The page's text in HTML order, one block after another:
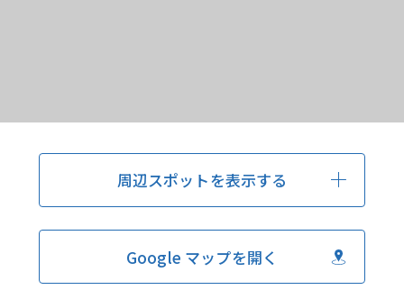
周辺スポットを表示する
Google マップを開く